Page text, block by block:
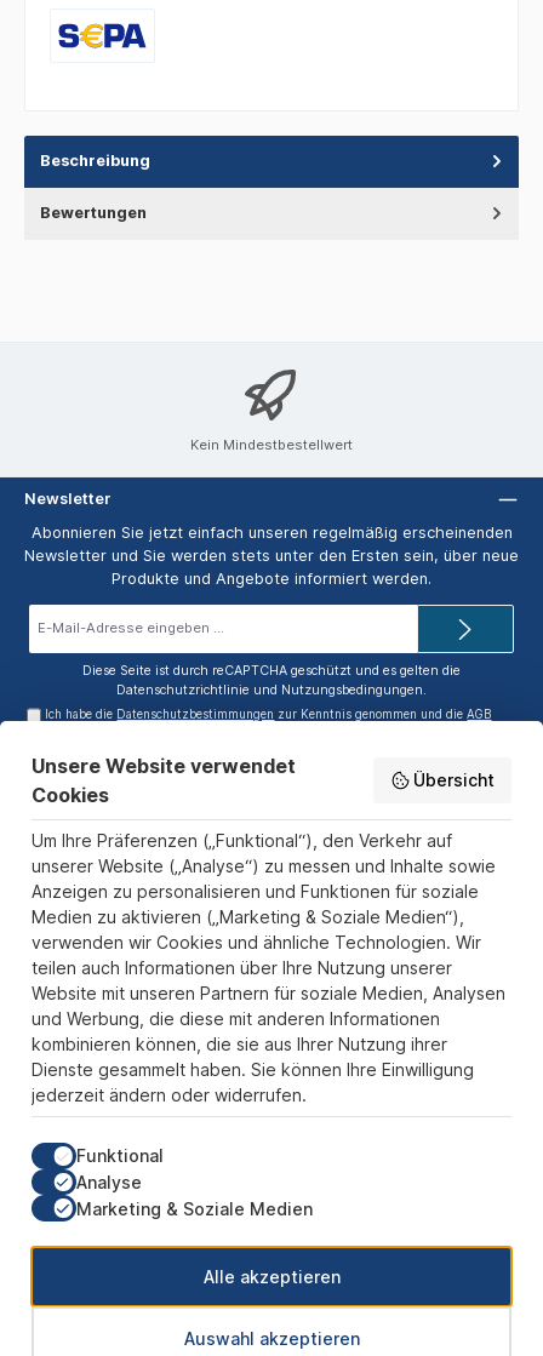
Beschreibung
Bewertungen
Kein Mindestbestellwert
Newsletter
Abonnieren Sie jetzt einfach unseren regelmäßig erscheinenden
Newsletter und Sie werden stets unter den Ersten sein, über neue
Produkte und Angebote informiert werden.
Diese Seite ist durch reCAPTCHA geschützt und es gelten die
Datenschutzrichtlinie und Nutzungsbedingungen.
Ich habe die Datenschutzbestimmungen zur Kenntnis genommen und dieAGB
Service-Hotline
Informationen
Zahlungs- und Versandarten
Sicher Einkaufen
Über uns
Der Pokal & Vereinsbedarf Onlineshop PokalExpress in Marl ist
Ihr Spezialist für Pokale, Medaillen und Trophäen aus Glas und
Resin, mit einem Fokus auf Säulenpokalen. Unser herausragender
Kundenservice zeichnet sich durch Schnelligkeit und
Zuverlässigkeit aus, um jedem Anlass gerecht zu werden. Wir
verstehen die Bedeutung jedes besonderen Moments und bieten
Erwartungen übertrifft. Ob online oder in unserem Showroom, bei
PokalExpress erwartet Sie Qualität, die begeistert, und ein
Unsere Communities
Unsere Website verwendet
Cookies
Übersicht
Um Ihre Präferenzen („Funktional“), den Verkehr auf
unserer Website („Analyse“) zu messen und Inhalte sowie
Anzeigen zu personalisieren und Funktionen für soziale
Medien zu aktivieren („Marketing & Soziale Medien“),
verwenden wir Cookies und ähnliche Technologien. Wir
teilen auch Informationen über Ihre Nutzung unserer
Website mit unseren Partnern für soziale Medien, Analysen
und Werbung, die diese mit anderen Informationen
kombinieren können, die sie aus Ihrer Nutzung ihrer
Dienste gesammelt haben. Sie können Ihre Einwilligung
jederzeit ändern oder widerrufen.
Funktional
Analyse
Marketing & Soziale Medien
Auswahl akzeptieren
Alle akzeptieren